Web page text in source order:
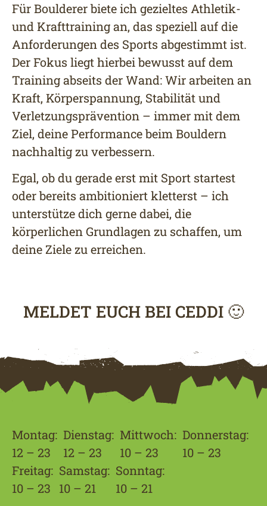
Für Boulderer biete ich gezieltes Athletik-
und Krafttraining an, das speziell auf die
Anforderungen des Sports abgestimmt ist.
Der Fokus liegt hierbei bewusst auf dem
Training abseits der Wand: Wir arbeiten an
Kraft, Körperspannung, Stabilität und
Verletzungsprävention – immer mit dem
Ziel, deine Performance beim Bouldern
nachhaltig zu verbessern.
Egal, ob du gerade erst mit Sport startest
oder bereits ambitioniert kletterst – ich
unterstütze dich gerne dabei, die
körperlichen Grundlagen zu schaffen, um
deine Ziele zu erreichen.
MELDET EUCH BEI CEDDI 🙂
Montag:
12 – 23
Dienstag:
12 – 23
Mittwoch:
10 – 23
Donnerstag:
10 – 23
Freitag:
10 – 23
Samstag:
10 – 21
Sonntag:
10 – 21